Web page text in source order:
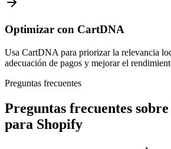
Optimizar con CartDNA
Usa CartDNA para priorizar la relevancia
adecuación de pagos y mejorar el
Preguntas frecuentes
Preguntas frecuentes
para Shopify